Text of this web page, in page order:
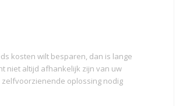
kosten wilt besparen, dan is lange
niet altijd afhankelijk zijn van uw
oplossing nodig